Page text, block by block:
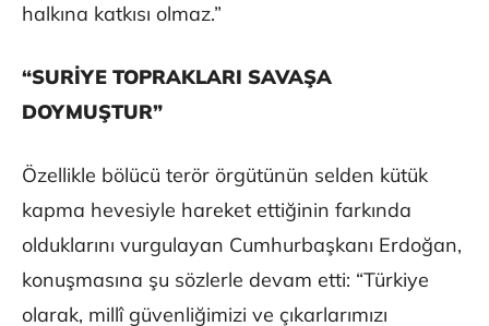
halkına katkısı olmaz.”
“SURİYE TOPRAKLARI SAVAŞA
DOYMUŞTUR”
Özellikle bölücü terör örgütünün selden kütük
kapma hevesiyle hareket ettiğinin farkında
olduklarını vurgulayan Cumhurbaşkanı Erdoğan,
konuşmasına şu sözlerle devam etti: “Türkiye
olarak, millî güvenliğimizi ve çıkarlarımızı